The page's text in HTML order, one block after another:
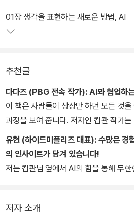
프롬프트에 어떤 내용을 넣어야 할지 고
제 프롬프트까지 담았다.
공개한다. 또한 AI 아티스트로 활발하게
협업하여 이미지를 생성하는 비법도 소
다. 이 책을 끝내면 혼자서도 미드저니
지를 자유자재로 만들 수 있다.
01장 생각을 표현하는 새로운 방법, AI
추천글
다다즈 (PBG 전속 작가): AI와 협업하
이 책은 사람들이 상상만 하던 모든 것
과정을 보여 줍니다. 저자인 킵콴 작가
동 작업자로 협업하는 방법을 선보이며,
경계를 열어 줄 것입니다. 또한 여러분을
내할 것이며, 예술과 AI가 조화를 이루며
유현 (하이드미플리즈 대표): 수많은 경
의 인사이트가 담겨 있습니다!
저는 킵콴님 옆에서 AI의 힘을 통해 무
I와의 예술적 여정과 인사이트가 담겨 있
저자 소개